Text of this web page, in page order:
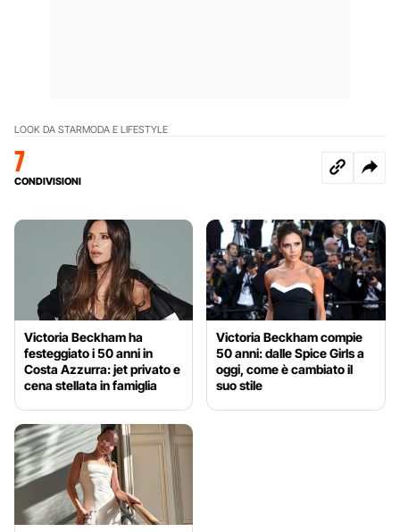
LOOK DA STARMODA E LIFESTYLE
7
CONDIVISIONI
Victoria Beckham ha
festeggiato i 50 anni in
Costa Azzurra: jet privato e
cena stellata in famiglia
Victoria Beckham compie
50 anni: dalle Spice Girls a
oggi, come è cambiato il
suo stile